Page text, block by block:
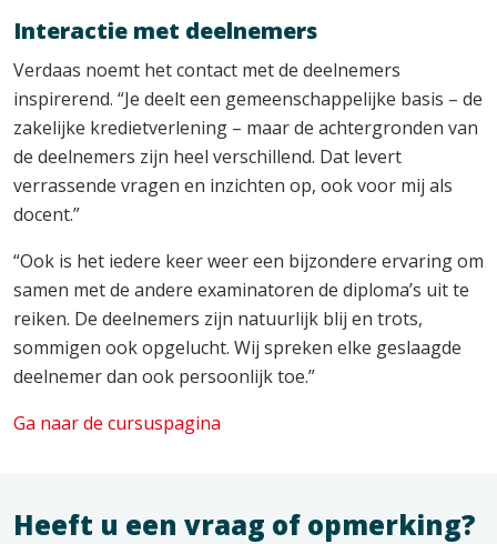
Interactie met deelnemers
Verdaas noemt het contact met de deelnemers
inspirerend. “Je deelt een gemeenschappelijke basis – de
zakelijke kredietverlening – maar de achtergronden van
de deelnemers zijn heel verschillend. Dat levert
verrassende vragen en inzichten op, ook voor mij als
docent.”
“Ook is het iedere keer weer een bijzondere ervaring om
samen met de andere examinatoren de diploma’s uit te
reiken. De deelnemers zijn natuurlijk blij en trots,
sommigen ook opgelucht. Wij spreken elke geslaagde
deelnemer dan ook persoonlijk toe.”
Ga naar de cursuspagina
Heeft u een vraag of opmerking?